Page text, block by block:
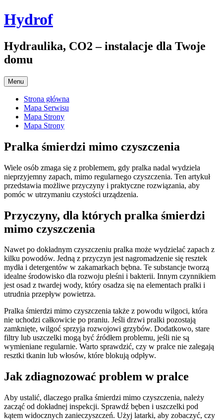
Przejdź
do
Hydrof
Hydraulika, CO2 – instalacje dla Twoje
domu
Menu
Strona główna
Mapa Serwisu
Mapa Strony
Mapa Strony
Pralka śmierdzi mimo czyszczenia
Wiele osób zmaga się z problemem, gdy pralka nadal wydziela
nieprzyjemny zapach, mimo regularnego czyszczenia. Ten artykuł
przedstawia możliwe przyczyny i praktyczne rozwiązania, aby
pomóc w utrzymaniu czystości urządzenia.
Przyczyny, dla których pralka śmierdzi
mimo czyszczenia
Nawet po dokładnym czyszczeniu pralka może wydzielać zapach z
kilku powodów. Jedną z przyczyn jest nagromadzenie się resztek
mydła i detergentów w zakamarkach bębna. Te substancje tworzą
idealne środowisko dla rozwoju pleśni i bakterii. Innym czynnikiem
jest osad z twardej wody, który osadza się na elementach pralki i
utrudnia przepływ powietrza.
Pralka śmierdzi mimo czyszczenia także z powodu wilgoci, która
nie uchodzi całkowicie po praniu. Jeśli drzwi pralki pozostają
zamknięte, wilgoć sprzyja rozwojowi grzybów. Dodatkowo, stare
filtry lub uszczelki mogą być źródłem problemu, jeśli nie są
wymieniane regularnie. Warto sprawdzić, czy w pralce nie zalegają
resztki tkanin lub włosów, które blokują odpływ.
Jak zdiagnozować problem w pralce
Aby ustalić, dlaczego pralka śmierdzi mimo czyszczenia, należy
zacząć od dokładnej inspekcji. Sprawdź bęben i uszczelki pod
kątem widocznych zanieczyszczeń. Użyj latarki, aby zobaczyć, czy